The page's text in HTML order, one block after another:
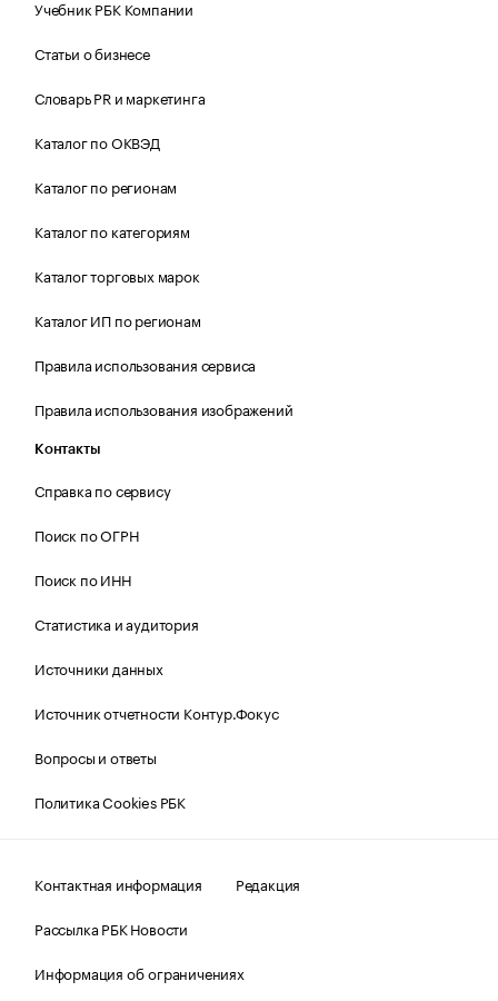
Учебник РБК Компании
Статьи о бизнесе
Словарь PR и маркетинга
Каталог по ОКВЭД
Каталог по регионам
Каталог по категориям
Каталог торговых марок
Каталог ИП по регионам
Правила использования сервиса
Правила использования изображений
Контакты
Справка по сервису
Поиск по ОГРН
Поиск по ИНН
Статистика и аудитория
Источники данных
Источник отчетности Контур.Фокус
Вопросы и ответы
Политика Cookies РБК
Контактная информация
Редакция
Рассылка РБК Новости
Информация об ограничениях